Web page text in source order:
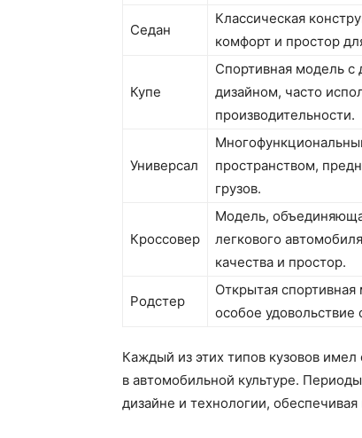
Седан
Классическая
комфорт и простор
Купе
Спортивная модель
дизайном, часто
производительности.
Универсал
пространством,
грузов.
Кроссовер
Модель,
легкового
качества и простор.
Родстер
Открытая
особое удовольствие
Каждый из этих типов кузовов
в автомобильной культуре.
дизайне и технологии,